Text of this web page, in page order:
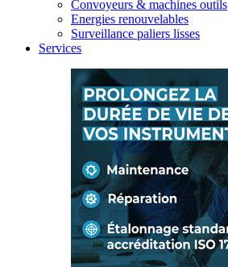
Convoyeurs & machines outils
Energies renouvelables
Surveillance paliers lisses
Services